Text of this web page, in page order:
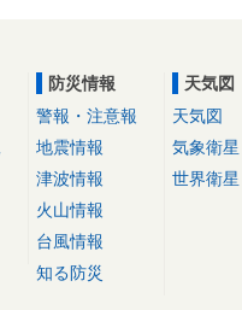
防災情報
警報・注意報
地震情報
津波情報
火山情報
台風情報
知る防災
天気図
天気図
気象衛星
世界衛星